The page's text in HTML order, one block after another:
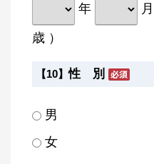
年 月
歳 ）
【10】性 別
男
女